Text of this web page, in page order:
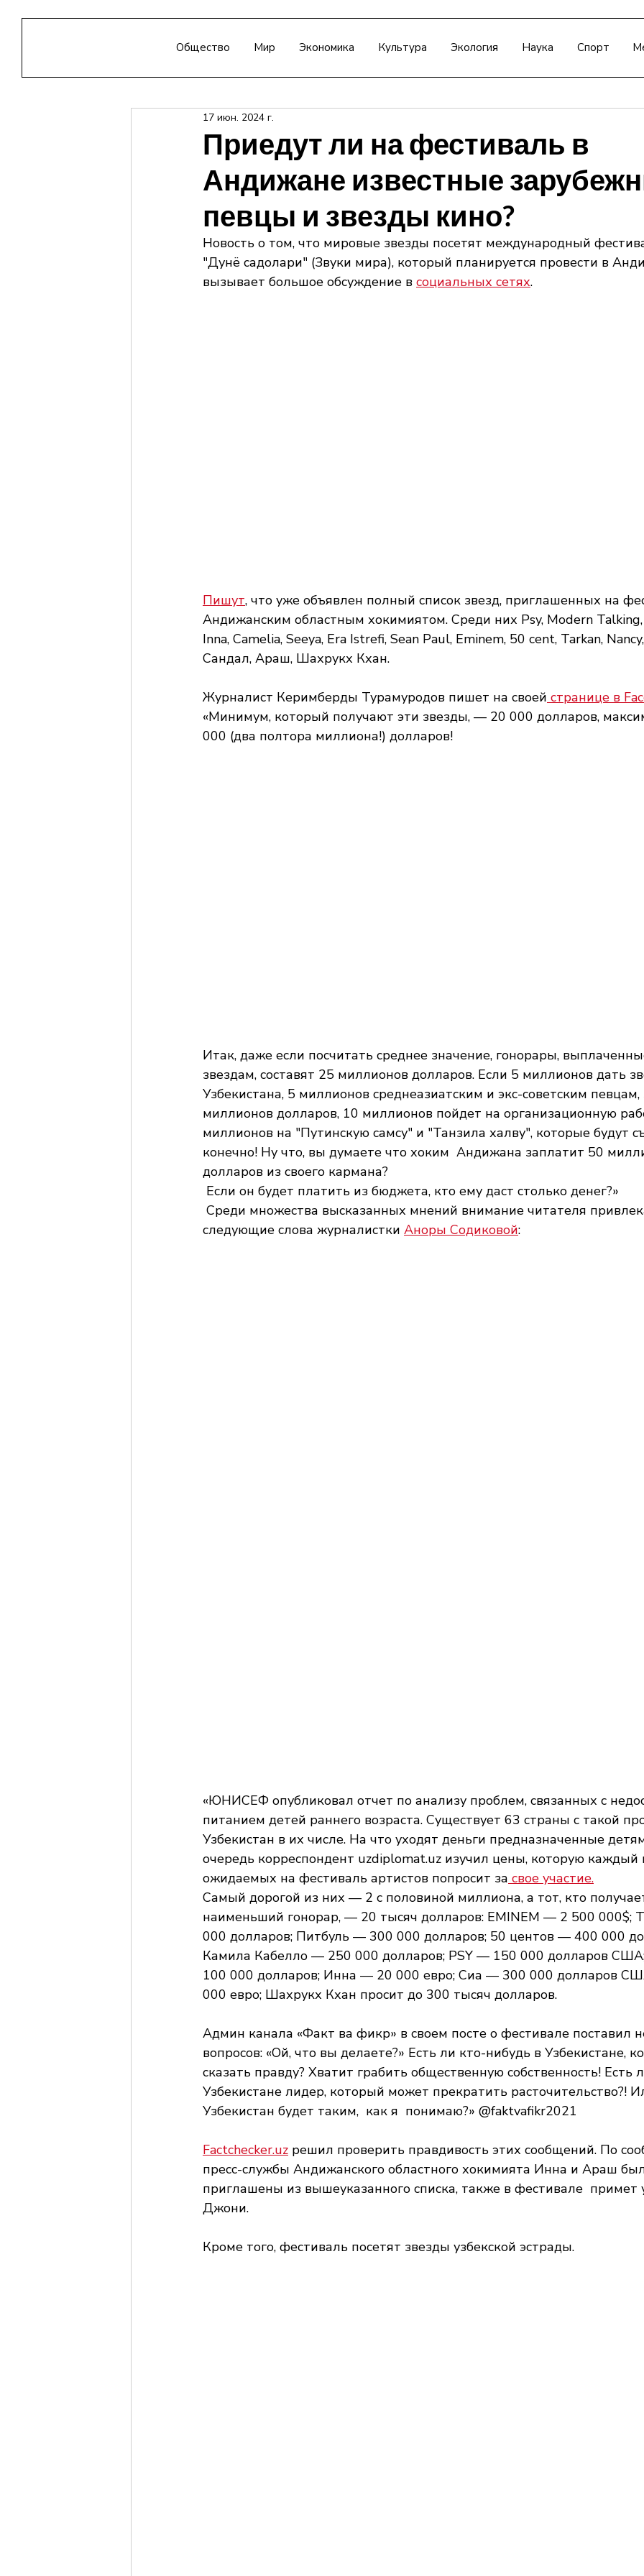
Общество Мир Экономика Культура Экология Наука Спорт
Приедут ли на фестиваль в
Андижане известные
певцы и звезды кино?
17 июн. 2024 г.
Новость о том, что мировые звезды посетят международный
"Дунё садолари" (Звуки мира), который планируется провести в
вызывает большое обсуждение в социальных сетях.
Пишут, что уже объявлен полный список звезд, приглашенных на
Андижанским областным хокимиятом. Среди них Psy, Modern
Inna, Camelia, Seeya, Era Istrefi, Sean Paul, Eminem, 50 cent, Tarkan,
Сандал, Араш, Шахрукх Кхан.
Журналист Керимберды Турамуродов пишет на своей странице в
«Минимум, который получают эти звезды, — 20 000 долларов,
000 (два полтора миллиона!) долларов!
Итак, даже если посчитать среднее значение, гонорары,
звездам, составят 25 миллионов долларов. Если 5 миллионов дать
Узбекистана, 5 миллионов среднеазиатским и экс-советским певцам,
миллионов долларов, 10 миллионов пойдет на организационную
миллионов на "Путинскую самсу" и "Танзила халву", которые будут
конечно! Ну что, вы думаете что хоким  Андижана заплатит 50
долларов из своего кармана?
Если он будет платить из бюджета, кто ему даст столько денег?»
следующие слова журналистки Аноры Содиковой:
«ЮНИСЕФ опубликовал отчет по анализу проблем, связанных с
питанием детей раннего возраста. Существует 63 страны с такой
Узбекистан в их числе. На что уходят деньги предназначенные
очередь корреспондент uzdiplomat.uz изучил цены, которую каждый
ожидаемых на фестиваль артистов попросит за свое участие.
Самый дорогой из них — 2 с половиной миллиона, а тот, кто
наименьший гонорар, — 20 тысяч долларов: EMINEM — 2 500 000$;
000 долларов; Питбуль — 300 000 долларов; 50 центов — 400 000
Камила Кабелло — 250 000 долларов; PSY — 150 000 долларов
100 000 долларов; Инна — 20 000 евро; Сиа — 300 000 долларов
000 евро; Шахрукх Кхан просит до 300 тысяч долларов.
Админ канала «Факт ва фикр» в своем посте о фестивале поставил
вопросов: «Ой, что вы делаете?» Есть ли кто-нибудь в Узбекистане,
сказать правду? Хватит грабить общественную собственность! Есть
Узбекистане лидер, который может прекратить расточительство?!
Узбекистан будет таким,  как я  понимаю?» @faktvafikr2021
Factchecker.uz решил проверить правдивость этих сообщений. По
пресс-службы Андижанского областного хокимията Инна и Араш
приглашены из вышеуказанного списка, также в фестивале  примет
Джони.
Кроме того, фестиваль посетят звезды узбекской эстрады.